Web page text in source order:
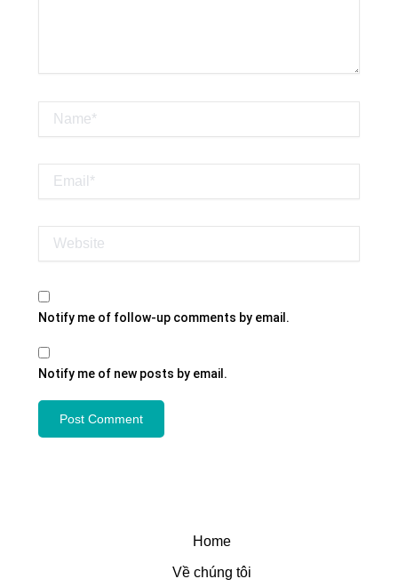
Notify me of follow-up comments by email.
Notify me of new posts by email.
Home
Về chúng tôi